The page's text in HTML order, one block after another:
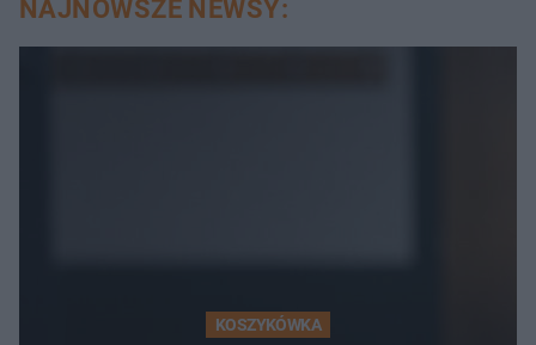
NAJNOWSZE NEWSY:
KOSZYKÓWKA